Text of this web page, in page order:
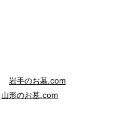
岩手のお墓.com
山形のお墓.com